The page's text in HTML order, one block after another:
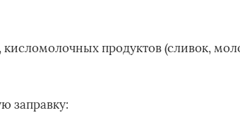
продуктов (сливок,
заправку: